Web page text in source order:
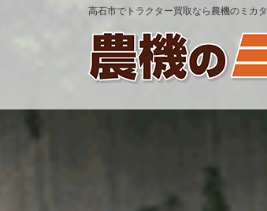
高石市でトラクター買取なら農機のミカタ